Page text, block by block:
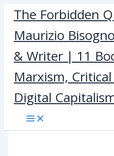
Skip
content
The Forbidden
Maurizio
& Writer | 11
Marxism,
Digital